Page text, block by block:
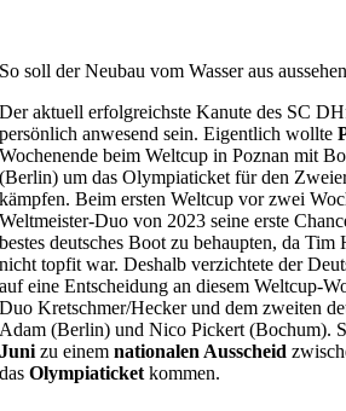
So soll der Neubau vom Wasser aus
Der aktuell erfolgreichste Kanute des SC
persönlich anwesend sein. Eigentlich wollte
Wochenende beim Weltcup in Poznan mit
(Berlin) um das Olympiaticket für den
kämpfen. Beim ersten Weltcup vor zwei
Weltmeister-Duo von 2023 seine erste
bestes deutsches Boot zu behaupten, da
nicht topfit war. Deshalb verzichtete der
auf eine Entscheidung an diesem Weltcup-
Duo Kretschmer/Hecker und dem zweiten
Adam (Berlin) und Nico Pickert (Bochum).
Juni zu einemnationalen Ausscheid
dasOlympiaticket kommen.